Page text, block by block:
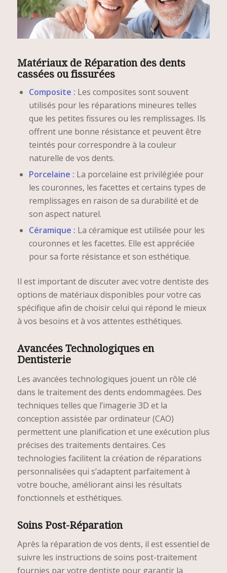
Matériaux de Réparation des dents
cassées ou fissurées
Composite : Les composites sont souvent
utilisés pour les réparations mineures telles
que les petites fissures ou les remplissages. Ils
offrent une bonne résistance et peuvent être
teintés pour correspondre à la couleur
naturelle de vos dents.
Porcelaine : La porcelaine est privilégiée pour
les couronnes, les facettes et certains types de
remplissages en raison de sa durabilité et de
son aspect naturel.
Céramique : La céramique est utilisée pour les
couronnes et les facettes. Elle est appréciée
pour sa forte résistance et son esthétique.
Il est important de discuter avec votre dentiste des
options de matériaux disponibles pour votre cas
spécifique afin de choisir celui qui répond le mieux
à vos besoins et à vos attentes esthétiques.
Avancées Technologiques en
Dentisterie
Les avancées technologiques jouent un rôle clé
dans le traitement des dents endommagées. Des
techniques telles que l’imagerie 3D et la
conception assistée par ordinateur (CAO)
permettent une planification et une exécution plus
précises des traitements dentaires. Ces
technologies facilitent la création de réparations
personnalisées qui s’adaptent parfaitement à
votre bouche, améliorant ainsi les résultats
fonctionnels et esthétiques.
Soins Post-Réparation
Après la réparation de vos dents, il est essentiel de
suivre les instructions de soins post-traitement
fournies par votre dentiste pour garantir la